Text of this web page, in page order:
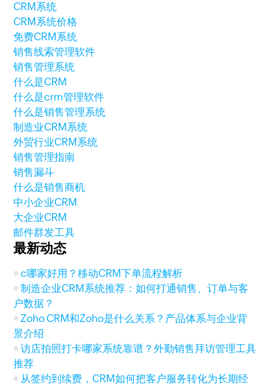
CRM系统
CRM系统价格
免费CRM系统
销售线索管理软件
销售管理系统
什么是CRM
什么是crm管理软件
什么是销售管理系统
制造业CRM系统
外贸行业CRM系统
销售管理指南
销售漏斗
什么是销售商机
中小企业CRM
大企业CRM
邮件群发工具
最新动态
c哪家好用？移动CRM下单流程解析
制造企业CRM系统推荐：如何打通销售、订单与客
户数据？
Zoho CRM和Zoho是什么关系？产品体系与企业背
景介绍
访店拍照打卡哪家系统靠谱？外勤销售拜访管理工具
推荐
从签约到续费，CRM如何把客户服务转化为长期经